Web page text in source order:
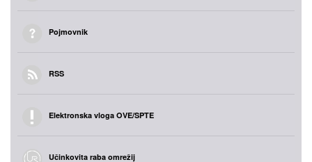
Pojmovnik
RSS
Elektronska vloga OVE/SPTE
Učinkovita raba omrežij